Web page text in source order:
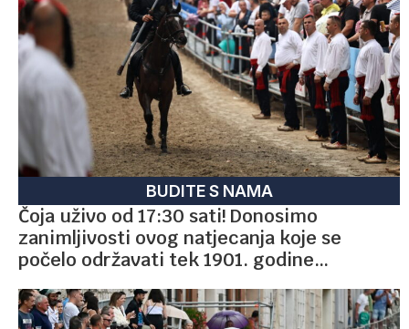
BUDITE S NAMA
Čoja uživo od 17:30 sati! Donosimo
zanimljivosti ovog natjecanja koje se
počelo održavati tek 1901. godine…